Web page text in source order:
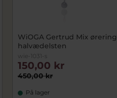
WiOGA Gertrud Mix
halvædelsten
wie-1031-s
450,00 kr
150,00 kr
På lager